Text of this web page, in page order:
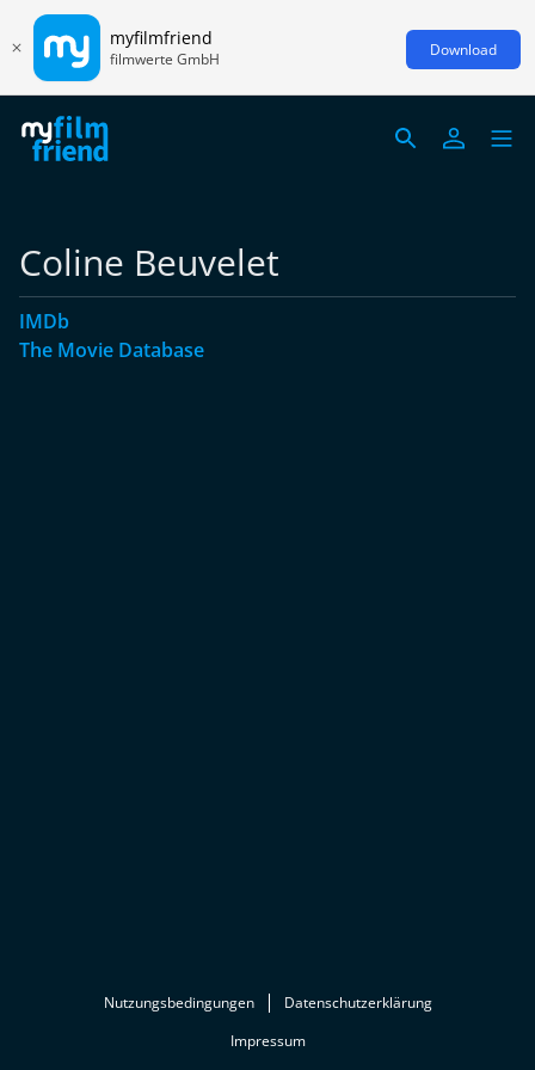
myfilmfriend
filmwerte GmbH Download
Coline Beuvelet
IMDb
The Movie Database
Nutzungsbedingungen
Datenschutzerklärung
Impressum